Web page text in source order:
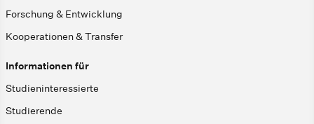
Forschung & Entwicklung
Kooperationen & Transfer
Informationen für
Studieninteressierte
Studierende